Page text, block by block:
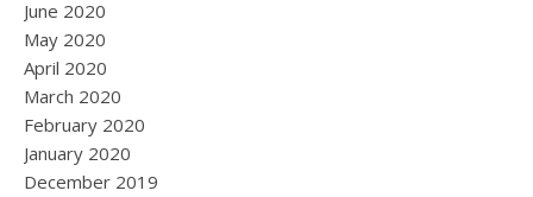
June 2020
May 2020
April 2020
March 2020
February 2020
January 2020
December 2019